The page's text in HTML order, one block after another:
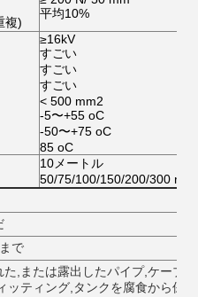
複)
平均10%
≥16kV
すごい
すごい
すごい
< 500 mm2
-5〜+55 oC
-50〜+75 oC
85 oC
10メートル
50/75/100/150/200/300 mm
で
た,または露出したパイプ,ケーブ
ッティング,タンクを腐食から保